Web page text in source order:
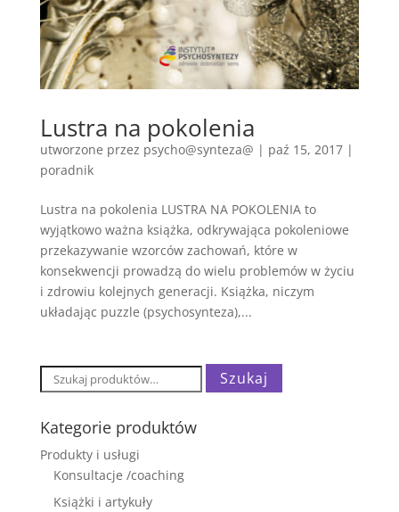
Lustra na pokolenia
utworzone przez psycho@synteza@ | paź 15, 2017|
poradnik
Lustra na pokolenia LUSTRA NA POKOLENIA to
wyjątkowo ważna książka, odkrywająca pokoleniowe
przekazywanie wzorców zachowań, które w
konsekwencji prowadzą do wielu problemów w życiu
i zdrowiu kolejnych generacji. Książka, niczym
układając puzzle (psychosynteza),...
Szukaj: Szukaj
Kategorie produktów
Produkty i usługi
Konsultacje /coaching
Książki i artykuły